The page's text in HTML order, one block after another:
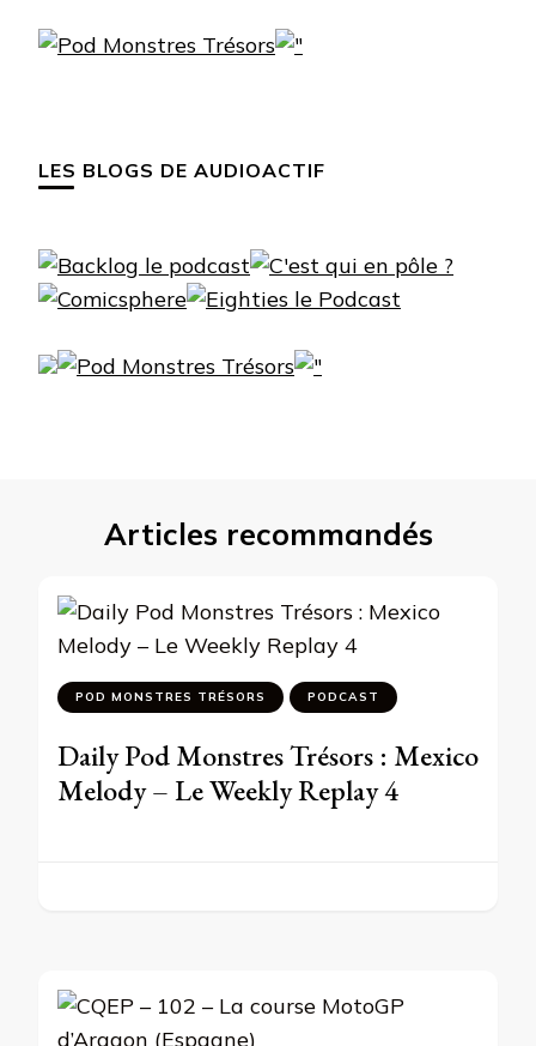
LES BLOGS DE AUDIOACTIF
Articles recommandés
POD MONSTRES TRÉSORS PODCAST
Daily Pod Monstres Trésors : Mexico
Melody – Le Weekly Replay 4